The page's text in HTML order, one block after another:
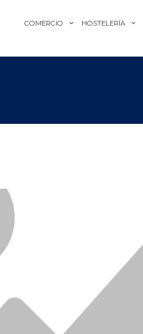
COMERCIO HOSTELERÍA